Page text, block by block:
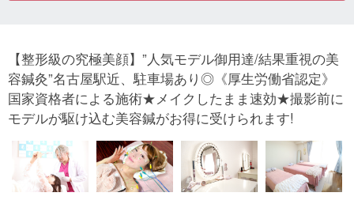
【整形級の究極美顔】”人気モデル御用達/結果重視の美
容鍼灸”名古屋駅近、駐車場あり◎《厚生労働省認定》
国家資格者による施術★メイクしたまま速効★撮影前に
モデルが駆け込む美容鍼がお得に受けられます!